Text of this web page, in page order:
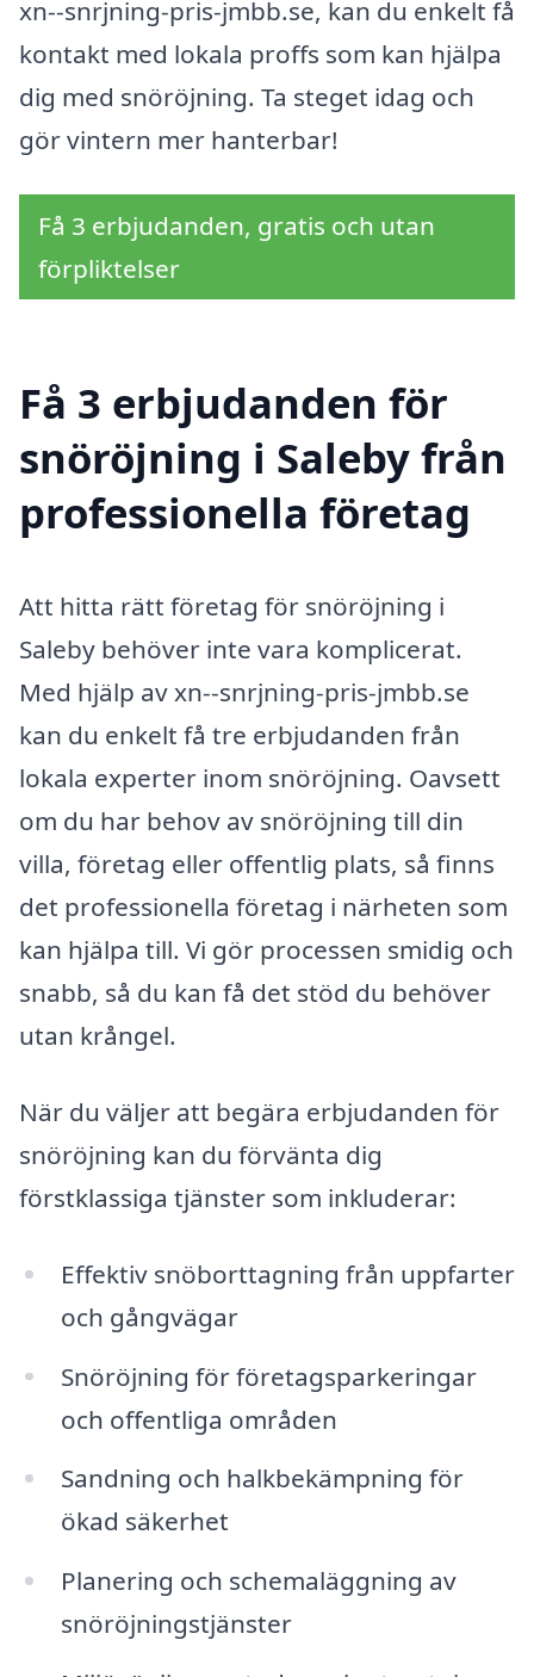
xn--snrjning-pris-jmbb.se, kan du enkelt få
kontakt med lokala proffs som kan hjälpa
dig med snöröjning. Ta steget idag och
gör vintern mer hanterbar!
Få 3 erbjudanden, gratis och utan
förpliktelser
Få 3 erbjudanden för
snöröjning i Saleby från
professionella företag
Att hitta rätt företag för snöröjning i
Saleby behöver inte vara komplicerat.
Med hjälp av xn--snrjning-pris-jmbb.se
kan du enkelt få tre erbjudanden från
lokala experter inom snöröjning. Oavsett
om du har behov av snöröjning till din
villa, företag eller offentlig plats, så finns
det professionella företag i närheten som
kan hjälpa till. Vi gör processen smidig och
snabb, så du kan få det stöd du behöver
utan krångel.
När du väljer att begära erbjudanden för
snöröjning kan du förvänta dig
förstklassiga tjänster som inkluderar:
Effektiv snöborttagning från uppfarter
och gångvägar
Snöröjning för företagsparkeringar
och offentliga områden
Sandning och halkbekämpning för
ökad säkerhet
Planering och schemaläggning av
snöröjningstjänster